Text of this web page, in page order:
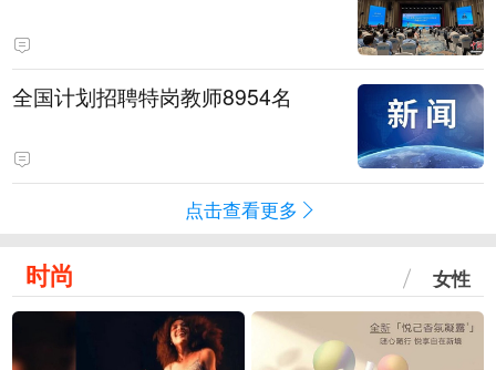
全国计划招聘特岗教师8954名
点击查看更多
时尚 女性